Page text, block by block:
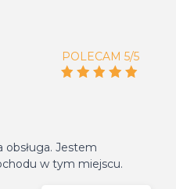
POLECAM 5/5
obsługa. Jestem
w tym miejscu.